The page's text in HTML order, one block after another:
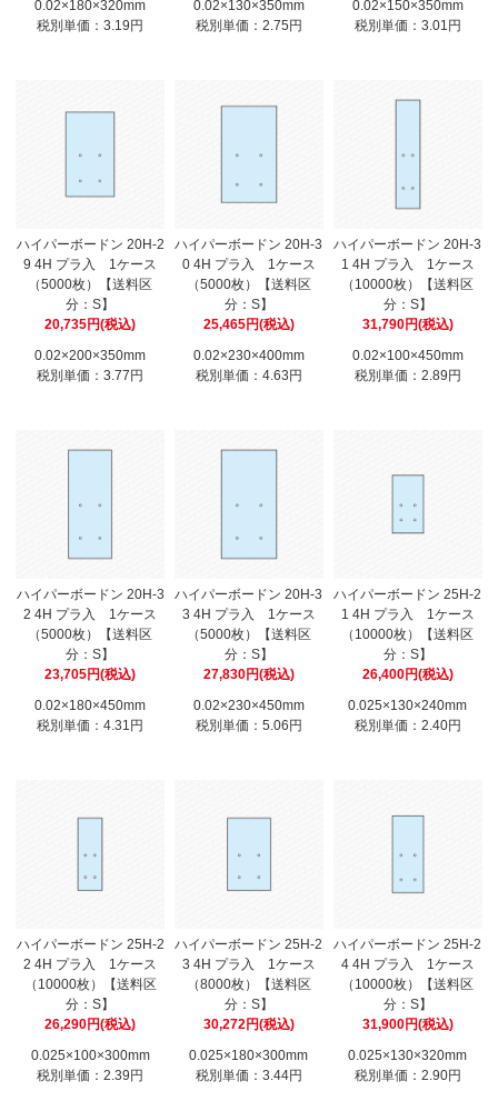
0.02×180×320mm
税別単価：3.19円
0.02×130×350mm
税別単価：2.75円
0.02×150×350mm
税別単価：3.01円
ハイパーボードン 20H-2
9 4H プラ入 1ケース
（5000枚）【送料区
分：S】
20,735円(税込)
0.02×200×350mm
税別単価：3.77円
ハイパーボードン 20H-3
0 4H プラ入 1ケース
（5000枚）【送料区
分：S】
25,465円(税込)
0.02×230×400mm
税別単価：4.63円
ハイパーボードン 20H-3
1 4H プラ入 1ケース
（10000枚）【送料区
分：S】
31,790円(税込)
0.02×100×450mm
税別単価：2.89円
ハイパーボードン 20H-3
2 4H プラ入 1ケース
（5000枚）【送料区
分：S】
23,705円(税込)
0.02×180×450mm
税別単価：4.31円
ハイパーボードン 20H-3
3 4H プラ入 1ケース
（5000枚）【送料区
分：S】
27,830円(税込)
0.02×230×450mm
税別単価：5.06円
ハイパーボードン 25H-2
1 4H プラ入 1ケース
（10000枚）【送料区
分：S】
26,400円(税込)
0.025×130×240mm
税別単価：2.40円
ハイパーボードン 25H-2
2 4H プラ入 1ケース
（10000枚）【送料区
分：S】
26,290円(税込)
0.025×100×300mm
税別単価：2.39円
ハイパーボードン 25H-2
3 4H プラ入 1ケース
（8000枚）【送料区
分：S】
30,272円(税込)
0.025×180×300mm
税別単価：3.44円
ハイパーボードン 25H-2
4 4H プラ入 1ケース
（10000枚）【送料区
分：S】
31,900円(税込)
0.025×130×320mm
税別単価：2.90円